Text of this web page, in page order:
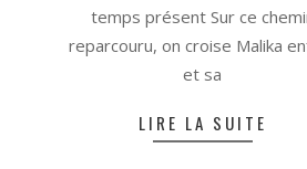
temps présent Sur ce
reparcouru, on croise Malika
et sa
LIRE LA SUITE